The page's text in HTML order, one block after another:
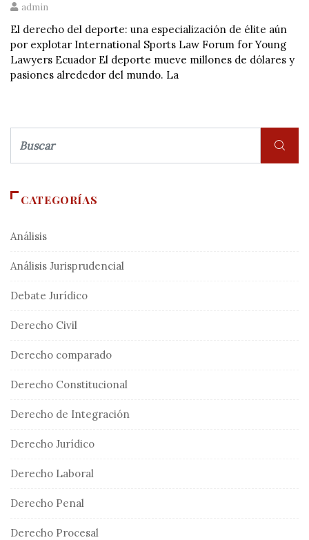
admin
El derecho del deporte: una especialización de élite aún
por explotar International Sports Law Forum for Young
Lawyers Ecuador El deporte mueve millones de dólares y
pasiones alrededor del mundo. La
CATEGORÍAS
Análisis
Análisis Jurisprudencial
Debate Jurídico
Derecho Civil
Derecho comparado
Derecho Constitucional
Derecho de Integración
Derecho Jurídico
Derecho Laboral
Derecho Penal
Derecho Procesal